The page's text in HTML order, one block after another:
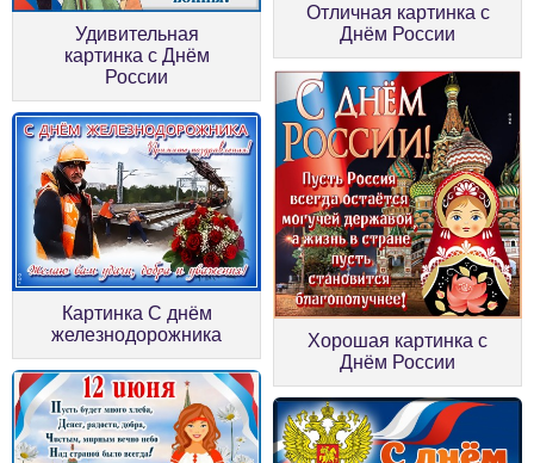
Удивительная
картинка с Днём
России
Отличная картинка с
Днём России
Картинка С днём
железнодорожника
Хорошая картинка с
Днём России